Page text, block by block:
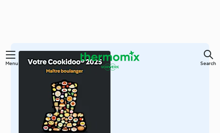
Skip
Menu Search